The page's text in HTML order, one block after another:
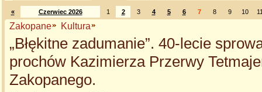
« Czerwiec 2026 1 2 3 4 5 6 7 8 9 10
Zakopane Kultura
„Błękitne zadumanie”. 40-lecie
prochów Kazimierza Przerwy
Zakopanego.